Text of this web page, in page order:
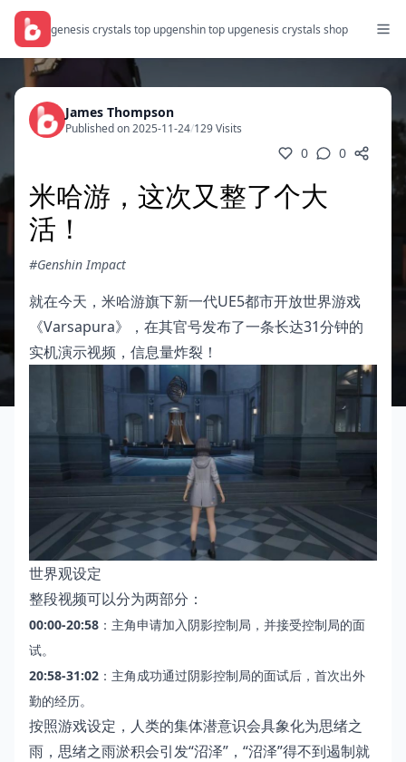
genesis crystals top upgenshin top upgenesis crystals shop
James Thompson
Published on 2025-11-24/129 Visits
0 0
米哈游，这次又整了个大
活！
#Genshin Impact
就在今天，米哈游旗下新一代UE5都市开放世界游戏
《Varsapura》，在其官号发布了一条长达31分钟的
实机演示视频，信息量炸裂！
世界观设定
整段视频可以分为两部分：
00:00-20:58 ：主角申请加入阴影控制局，并接受控制局的面
试。
20:58-31:02 ：主角成功通过阴影控制局的面试后，首次出外
勤的经历。
按照游戏设定，人类的集体潜意识会具象化为思绪之
雨，思绪之雨淤积会引发“沼泽”，“沼泽”得不到遏制就